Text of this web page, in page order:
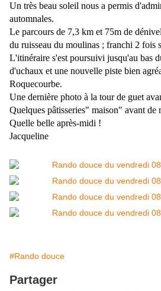
Un très beau soleil nous a permis
automnales.
Le parcours de 7,3 km et 75m de
du ruisseau du moulinas ; franchi 2 fois
L'itinéraire s'est poursuivi jusqu'au bas
d'uchaux et une nouvelle piste bien
Roquecourbe.
Une dernière photo à la tour de guet
Quelques pâtisseries" maison" avant de
Quelle belle après-midi !
Jacqueline
#Rando douce
Partager